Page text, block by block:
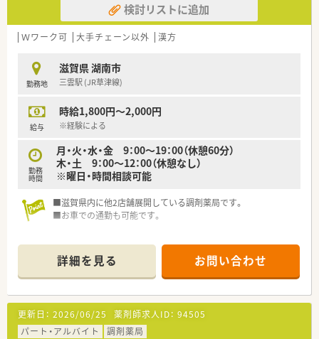
検討リストに追加
Ｗワーク可 大手チェーン以外 漢方
勤務地
滋賀県 湖南市
三雲駅 (JR草津線)
給与
時給1,800円～2,000円
※経験による
勤務
時間
月・火・水・金 9：00～19：00（休憩60分）
木・土 9：00～12：00（休憩なし）
※曜日・時間相談可能
■滋賀県内に他2店舗展開している調剤薬局です。
■お車での通勤も可能です。
詳細を見る お問い合わせ
更新日： 2026/06/25 薬剤師求人ID： 94505
パート・アルバイト
調剤薬局